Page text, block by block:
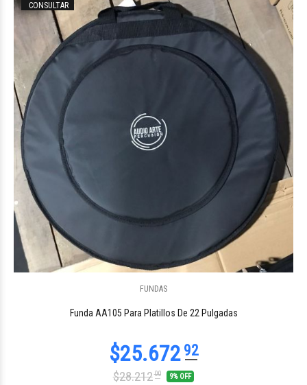
CONSULTAR
FUNDAS
Funda AA105 Para Platillos De 22 Pulgadas
$28.21200 9% OFF
$51.722 58